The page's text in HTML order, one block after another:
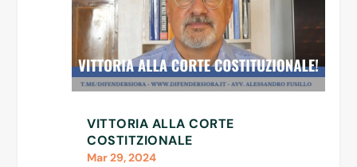
VITTORIA ALLA CORTE
COSTITZIONALE
Mar 29, 2024